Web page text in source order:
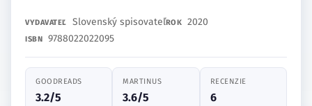
VYDAVATEĽ Slovenský spisovateľROK 2020
ISBN 9788022022095
GOODREADS
3.2/5
MARTINUS
3.6/5
RECENZIE
6